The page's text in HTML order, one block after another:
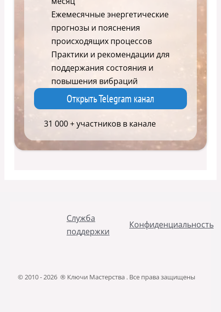
Ежемесячные энергетические
прогнозы и пояснения
происходящих процессов
Практики и рекомендации для
поддержания состояния и
повышения вибраций
Открыть Telegram канал
31 000 + участников в канале
Служба
поддержки
Конфиденциальность
© 2010 - 2026 ® Ключи Мастерства . Все права защищены